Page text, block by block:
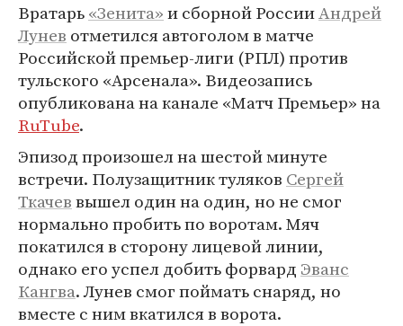
Вратарь«Зенита»и сборной РоссииАндрей
Лунев отметился автоголом в матче
Российской премьер-лиги (РПЛ) против
тульского «Арсенала». Видеозапись
опубликована на канале «Матч Премьер» на
RuTube.
Эпизод произошел на шестой минуте
встречи. Полузащитник туляков Сергей
Ткачеввышел один на один, но не смог
нормально пробить по воротам. Мяч
покатился в сторону лицевой линии,
однако его успел добить форвард Эванс
Кангва. Лунев смог поймать снаряд, но
вместе с ним вкатился в ворота.